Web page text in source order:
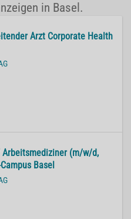
in Basel.
Arzt Cor­po­ra­te He­alth
(m/w/d,
Basel